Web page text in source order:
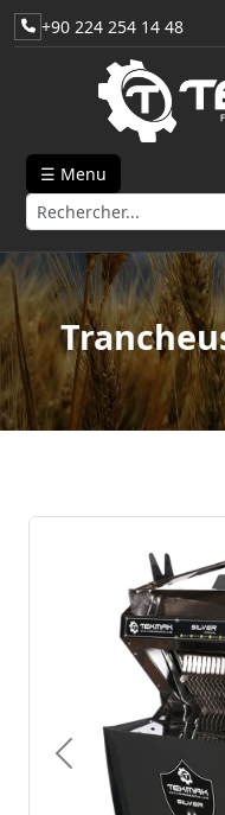
+90 224 254 14 48
☰ Menu